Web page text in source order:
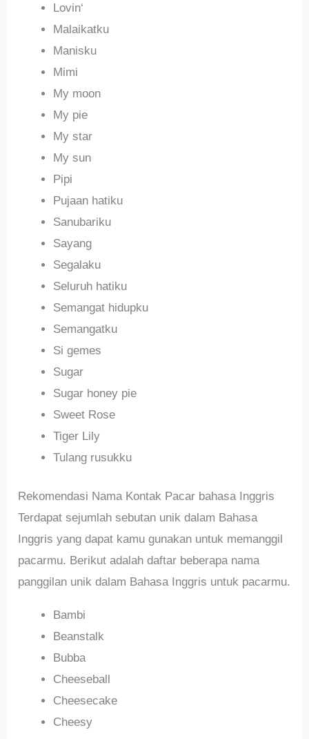
Lovin‘
Malaikatku
Manisku
Mimi
My moon
My pie
My star
My sun
Pipi
Pujaan hatiku
Sanubariku
Sayang
Segalaku
Seluruh hatiku
Semangat hidupku
Semangatku
Si gemes
Sugar
Sugar honey pie
Sweet Rose
Tiger Lily
Tulang rusukku
Rekomendasi Nama Kontak Pacar bahasa Inggris
Terdapat sejumlah sebutan unik dalam Bahasa
Inggris yang dapat kamu gunakan untuk memanggil
pacarmu. Berikut adalah daftar beberapa nama
panggilan unik dalam Bahasa Inggris untuk pacarmu.
Bambi
Beanstalk
Bubba
Cheeseball
Cheesecake
Cheesy